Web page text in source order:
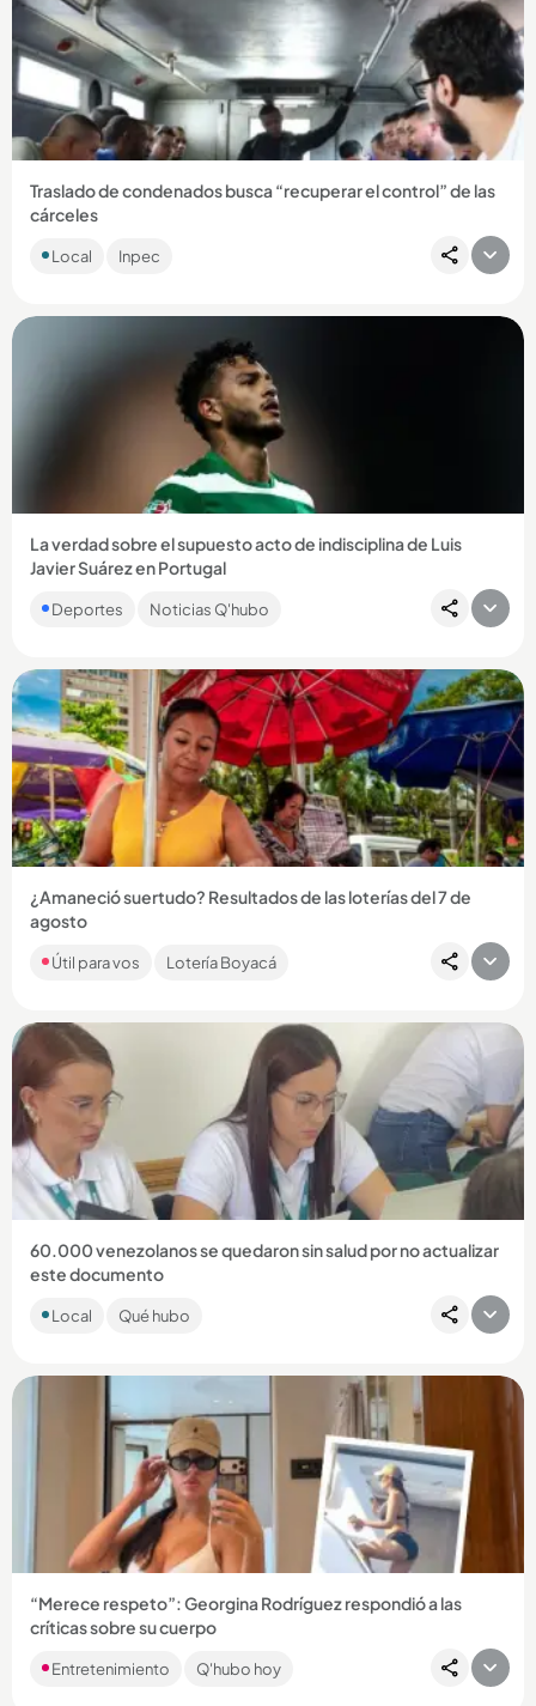
Compartir Noticia
Traslado de condenados busca “recuperar el control” de las
cárceles
Además de alias Douglas y Carlos Pesebre, se conocieron
fotos de la salida de alias Tom y el Barbado de la cárcel de
Local Inpec
Compartir Noticia
La verdad sobre el supuesto acto de indisciplina de Luis
Javier Suárez en Portugal
detalles sobre los rumores que habían surgido alrededor del
Deportes Noticias Q'hubo
Compartir Noticia
¿Amaneció suertudo? Resultados de las loterías del 7 de
agosto
Si bien las loterías principales no jugaron por ser día festivo,
MiLoto y los chances regionales sortearon una buena
Útil para vos Lotería Boyacá
Compartir Noticia
60.000 venezolanos se quedaron sin salud por no actualizar
este documento
Las autoridades hicieron un llamado a todos los ciudadanos
venezolanos que residen en el país para que mantuvieran
Local Qué hubo
Compartir Noticia
“Merece respeto”: Georgina Rodríguez respondió a las
críticas sobre su cuerpo
“Amo mis curvas”, dijo la empresaria, y contó lo que le dijo su
esposo Cristiano al respecto....
Entretenimiento Q'hubo hoy